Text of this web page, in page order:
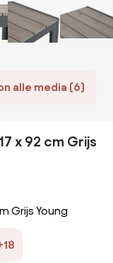
alle media (6)
x 92 cm Grijs
Grijs Young